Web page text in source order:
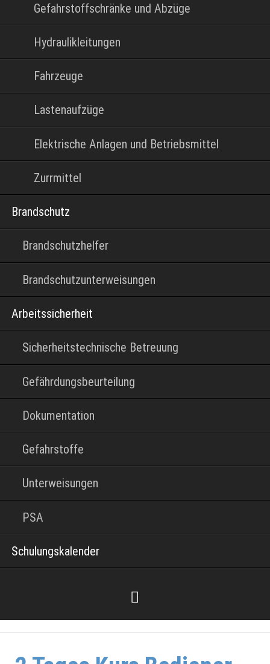
Gefahrstoffschränke und Abzüge
Hydraulikleitungen
Fahrzeuge
Lastenaufzüge
Elektrische Anlagen und Betriebsmittel
Zurrmittel
Brandschutz
Brandschutzhelfer
Brandschutzunterweisungen
Arbeitssicherheit
Sicherheitstechnische Betreuung
Gefährdungsbeurteilung
Dokumentation
Gefahrstoffe
Unterweisungen
PSA
Schulungskalender
Facebook